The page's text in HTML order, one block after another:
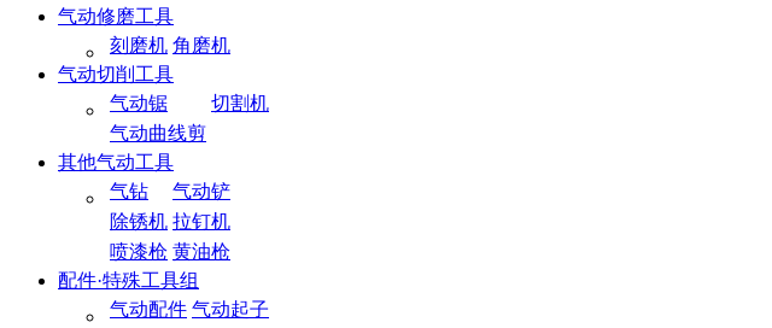
气动修磨工具
刻磨机 角磨机
气动切削工具
气动锯
切割机
气动曲线剪
其他气动工具
气钻
气动铲
除锈机 拉钉机
喷漆枪 黄油枪
配件·特殊工具组
气动配件 气动起子